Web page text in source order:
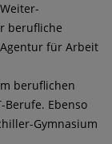
berufliche
für Arbeit
beruflichen
Berufe. Ebenso
Gymnasium